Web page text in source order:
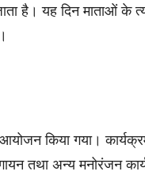
है। यह दिन माताओं के
आयोजन किया गया।
तथा अन्य मनोरंजन